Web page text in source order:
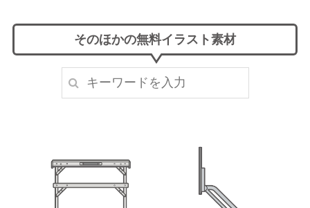
そのほかの無料イラスト素材